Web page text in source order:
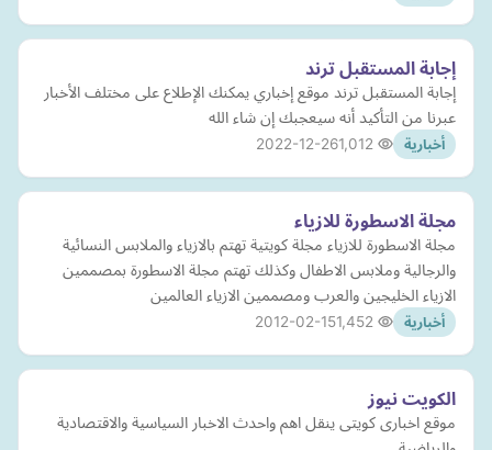
إجابة المستقبل ترند
إجابة المستقبل ترند موقع إخباري يمكنك الإطلاع على مختلف الأخبار
عبرنا من التأكيد أنه سيعجبك إن شاء الله
أخبارية 2022-12-26
مجلة الاسطورة للازياء
مجلة الاسطورة للازياء مجلة كويتية تهتم بالازياء والملابس النسائية
والرجالية وملابس الاطفال وكذلك تهتم مجلة الاسطورة بمصممين
الازياء الخليجين والعرب ومصممين الازياء العالمين
أخبارية 2012-02-15
الكويت نيوز
موقع اخبارى كويتى ينقل اهم واحدث الاخبار السياسية والاقتصادية